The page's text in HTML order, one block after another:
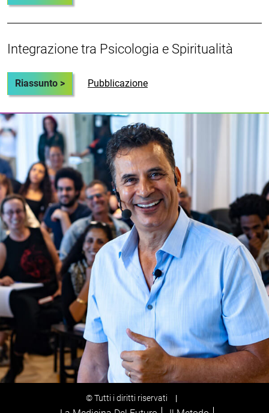
Integrazione tra Psicologia e Spiritualità
Riassunto > Pubblicazione
© Tutti i diritti riservati |